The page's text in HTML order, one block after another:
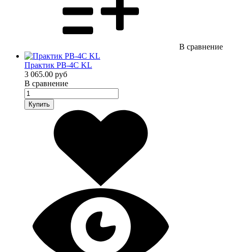
В сравнение
Практик PB-4C KL
3 065.00 руб
В сравнение
Купить